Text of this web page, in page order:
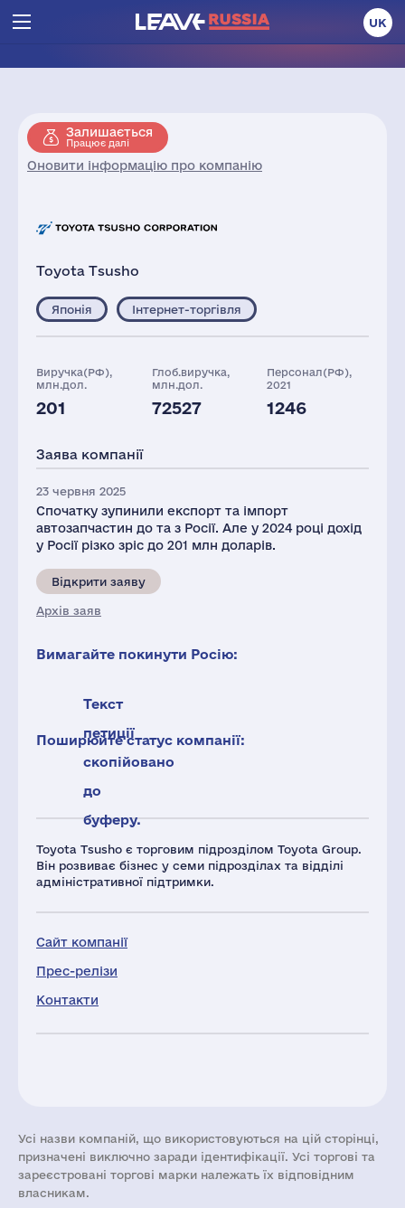
UK
Залишається
Працює далі
Оновити інформацію про компанію
Toyota Tsusho
Toyota Tsusho є торговим підрозділом Toyota Group.
Він розвиває бізнес у семи підрозділах та відділі
адміністративної підтримки.
Сайт компанії
Прес-релізи
Контакти
Японія Інтернет-торгівля
Виручка(РФ),
млн.дол.
201
Глоб.виручка,
млн.дол.
72527
Персонал(РФ),
2021
1246
3
Заява компанії
23 червня 2025
Спочатку зупинили експорт та імпорт
автозапчастин до та з Росії. Але у 2024 році дохід
у Росії різко зріс до 201 млн доларів.
Відкрити заяву
Архів заяв
Вимагайте покинути Росію:
Текст
петиції
скопійовано
до
буферу.
Поширюйте статус компанії:
Усі назви компаній, що використовуються на цій сторінці,
призначені виключно заради ідентифікації. Усі торгові та
зареєстровані торгові марки належать їх відповідним
власникам.